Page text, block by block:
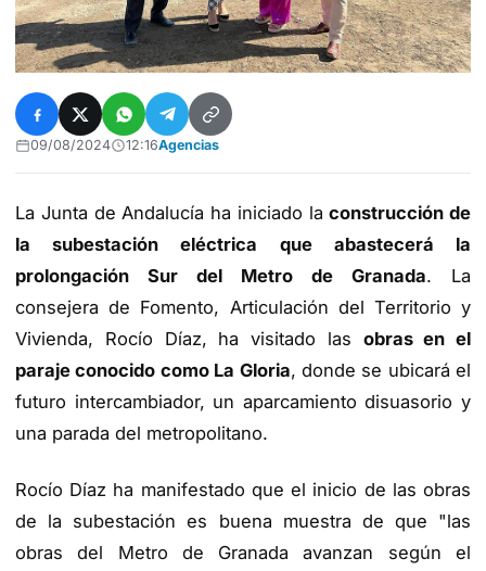
09/08/2024 12:16Agencias
La Junta de Andalucía ha iniciado laconstrucción de
la subestación eléctrica que abastecerá la
prolongación Sur del Metro de Granada. La
consejera de Fomento, Articulación del Territorio y
Vivienda, Rocío Díaz, ha visitado las obras en el
paraje conocido como La Gloria, donde se ubicará el
futuro intercambiador, un aparcamiento disuasorio y
una parada del metropolitano.
Rocío Díaz ha manifestado que el inicio de las obras
de la subestación es buena muestra de que "las
obras del Metro de Granada avanzan según el